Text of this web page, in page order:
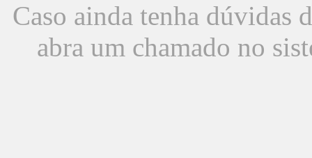
Caso ainda tenha dúvidas
abra um chamado no